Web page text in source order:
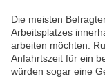
Die meisten
Arbeitsplatzes
arbeiten möchten.
Anfahrtszeit für ein
würden sogar eine